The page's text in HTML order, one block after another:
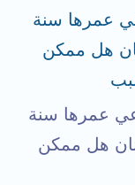
عمرها سنة
هل ممكن
عمرها سنة
هل ممكن